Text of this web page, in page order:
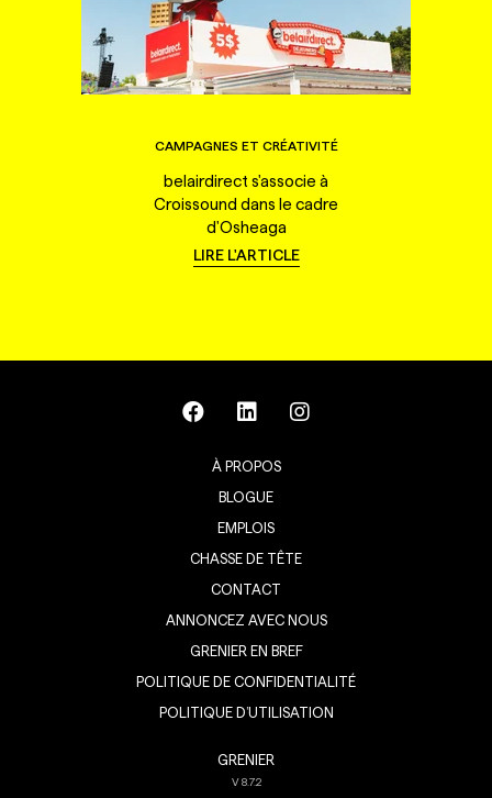
CAMPAGNES ET CRÉATIVITÉ
belairdirect s'associe à
Croissound dans le cadre
d'Osheaga
LIRE L'ARTICLE
À PROPOS
BLOGUE
EMPLOIS
CHASSE DE TÊTE
CONTACT
ANNONCEZ AVEC NOUS
GRENIER EN BREF
POLITIQUE DE CONFIDENTIALITÉ
POLITIQUE D’UTILISATION
GRENIER
V8.7.2